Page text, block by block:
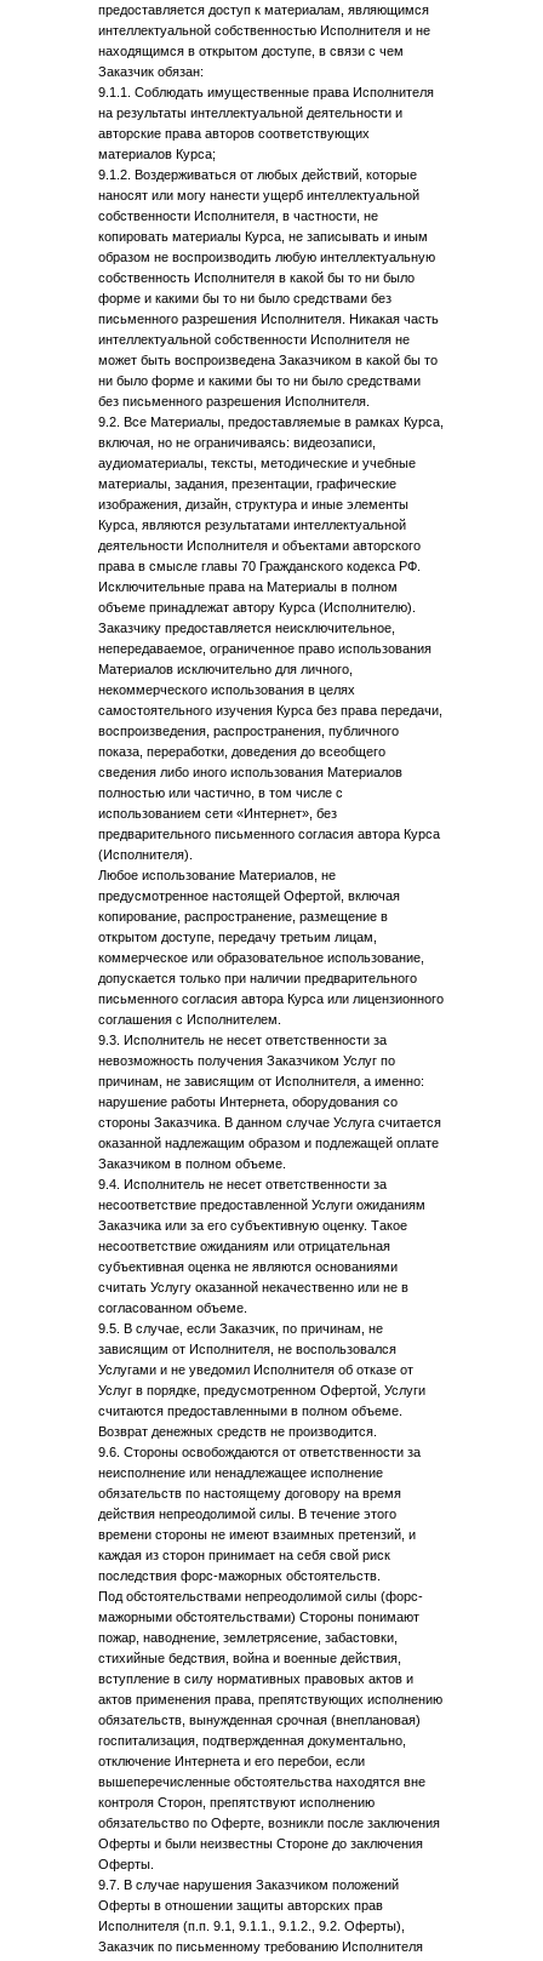
предоставляется доступ к материалам, являющимся
интеллектуальной собственностью Исполнителя и не
находящимся в открытом доступе, в связи с чем
Заказчик обязан:
9.1.1. Соблюдать имущественные права Исполнителя
на результаты интеллектуальной деятельности и
авторские права авторов соответствующих
материалов Курса;
9.1.2. Воздерживаться от любых действий, которые
наносят или могу нанести ущерб интеллектуальной
собственности Исполнителя, в частности, не
копировать материалы Курса, не записывать и иным
образом не воспроизводить любую интеллектуальную
собственность Исполнителя в какой бы то ни было
форме и какими бы то ни было средствами без
письменного разрешения Исполнителя. Никакая часть
интеллектуальной собственности Исполнителя не
может быть воспроизведена Заказчиком в какой бы то
ни было форме и какими бы то ни было средствами
без письменного разрешения Исполнителя.
9.2. Все Материалы, предоставляемые в рамках Курса,
включая, но не ограничиваясь: видеозаписи,
аудиоматериалы, тексты, методические и учебные
материалы, задания, презентации, графические
изображения, дизайн, структура и иные элементы
Курса, являются результатами интеллектуальной
деятельности Исполнителя и объектами авторского
права в смысле главы 70 Гражданского кодекса РФ.
Исключительные права на Материалы в полном
объеме принадлежат автору Курса (Исполнителю).
Заказчику предоставляется неисключительное,
непередаваемое, ограниченное право использования
Материалов исключительно для личного,
некоммерческого использования в целях
самостоятельного изучения Курса без права передачи,
воспроизведения, распространения, публичного
показа, переработки, доведения до всеобщего
сведения либо иного использования Материалов
полностью или частично, в том числе с
использованием сети «Интернет», без
предварительного письменного согласия автора Курса
(Исполнителя).
Любое использование Материалов, не
предусмотренное настоящей Офертой, включая
копирование, распространение, размещение в
открытом доступе, передачу третьим лицам,
коммерческое или образовательное использование,
допускается только при наличии предварительного
письменного согласия автора Курса или лицензионного
соглашения с Исполнителем.
9.3. Исполнитель не несет ответственности за
невозможность получения Заказчиком Услуг по
причинам, не зависящим от Исполнителя, а именно:
нарушение работы Интернета, оборудования со
стороны Заказчика. В данном случае Услуга считается
оказанной надлежащим образом и подлежащей оплате
Заказчиком в полном объеме.
9.4. Исполнитель не несет ответственности за
несоответствие предоставленной Услуги ожиданиям
Заказчика или за его субъективную оценку. Такое
несоответствие ожиданиям или отрицательная
субъективная оценка не являются основаниями
считать Услугу оказанной некачественно или не в
согласованном объеме.
9.5. В случае, если Заказчик, по причинам, не
зависящим от Исполнителя, не воспользовался
Услугами и не уведомил Исполнителя об отказе от
Услуг в порядке, предусмотренном Офертой, Услуги
считаются предоставленными в полном объеме.
Возврат денежных средств не производится.
9.6. Стороны освобождаются от ответственности за
неисполнение или ненадлежащее исполнение
обязательств по настоящему договору на время
действия непреодолимой силы. В течение этого
времени стороны не имеют взаимных претензий, и
каждая из сторон принимает на себя свой риск
последствия форс-мажорных обстоятельств.
Под обстоятельствами непреодолимой силы (форс-
мажорными обстоятельствами) Стороны понимают
пожар, наводнение, землетрясение, забастовки,
стихийные бедствия, война и военные действия,
вступление в силу нормативных правовых актов и
актов применения права, препятствующих исполнению
обязательств, вынужденная срочная (внеплановая)
госпитализация, подтвержденная документально,
отключение Интернета и его перебои, если
вышеперечисленные обстоятельства находятся вне
контроля Сторон, препятствуют исполнению
обязательство по Оферте, возникли после заключения
Оферты и были неизвестны Стороне до заключения
Оферты.
9.7. В случае нарушения Заказчиком положений
Оферты в отношении защиты авторских прав
Исполнителя (п.п. 9.1, 9.1.1., 9.1.2., 9.2. Оферты),
Заказчик по письменному требованию Исполнителя
© Все права защищены.
Любое копирование преследуется по закону